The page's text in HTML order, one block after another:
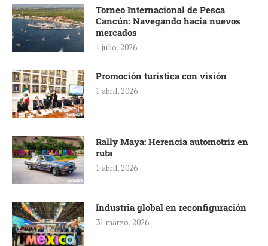
Torneo Internacional de Pesca
Cancún: Navegando hacia nuevos
mercados
1 julio, 2026
Promoción turística con visión
1 abril, 2026
Rally Maya: Herencia automotriz en
ruta
1 abril, 2026
Industria global en reconfiguración
31 marzo, 2026